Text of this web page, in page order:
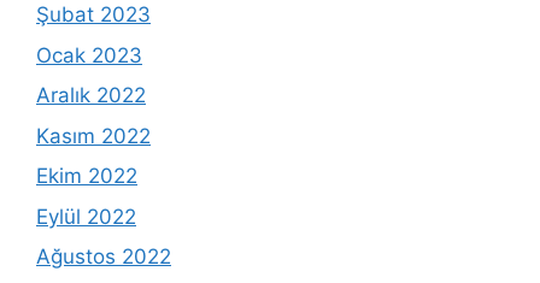
Şubat 2023
Ocak 2023
Aralık 2022
Kasım 2022
Ekim 2022
Eylül 2022
Ağustos 2022